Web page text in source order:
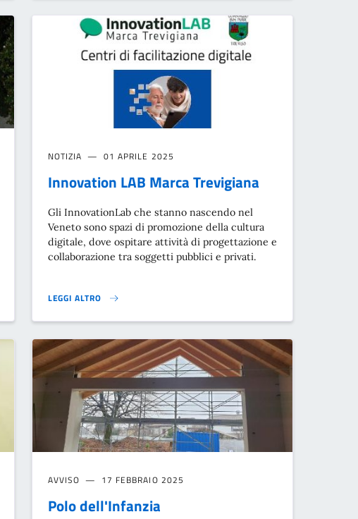
NOTIZIA 01 APRILE 2025
Innovation LAB Marca Trevigiana
Gli InnovationLab che stanno nascendo nel
Veneto sono spazi di promozione della cultura
digitale, dove ospitare attività di progettazione e
collaborazione tra soggetti pubblici e privati.
LEGGI ALTRO
INNOVATION LAB MARCA TREVIGIANA}
AVVISO 17 FEBBRAIO 2025
Polo dell'Infanzia